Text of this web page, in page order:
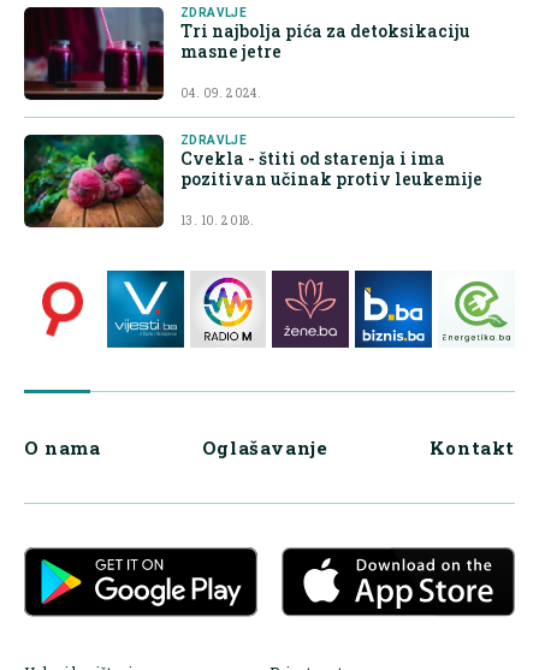
ZDRAVLJE
Tri najbolja pića za detoksikaciju
masne jetre
04. 09. 2024.
ZDRAVLJE
Cvekla - štiti od starenja i ima
pozitivan učinak protiv leukemije
13. 10. 2018.
O nama Oglašavanje Kontakt